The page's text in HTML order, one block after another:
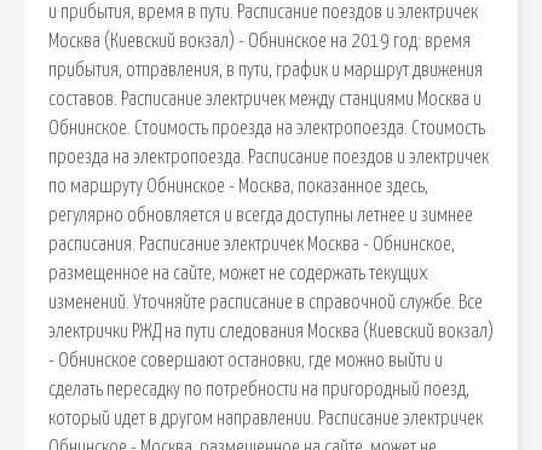
и прибытия, время в пути. Расписание поездов и электричек
Москва (Киевский вокзал) - Обнинское на 2019 год: время
прибытия, отправления, в пути, график и маршрут движения
составов. Расписание электричек между станциями Москва и
Обнинское. Стоимость проезда на электропоезда. Стоимость
проезда на электропоезда. Расписание поездов и электричек
по маршруту Обнинское - Москва, показанное здесь,
регулярно обновляется и всегда доступны летнее и зимнее
расписания. Расписание электричек Москва - Обнинское,
размещенное на сайте, может не содержать текущих
изменений. Уточняйте расписание в справочной службе. Все
электрички РЖД на пути следования Москва (Киевский вокзал)
- Обнинское совершают остановки, где можно выйти и
сделать пересадку по потребности на пригородный поезд,
который идет в другом направлении. Расписание электричек